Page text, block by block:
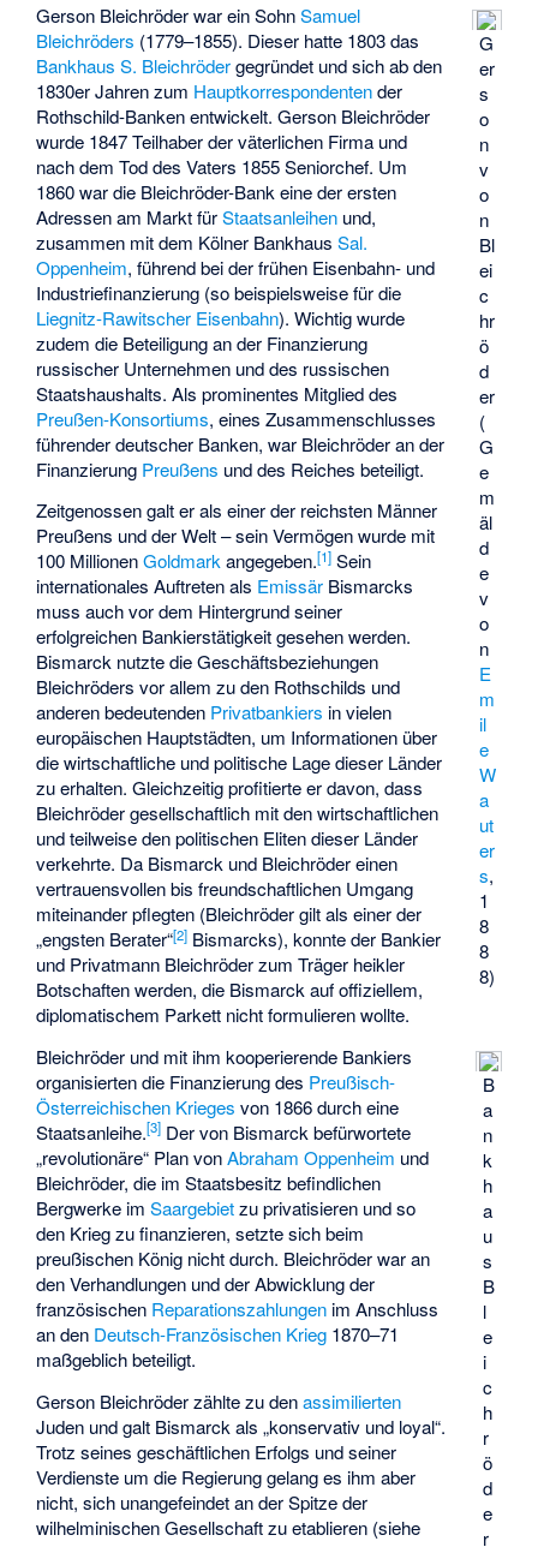
G
er
s
o
n
v
o
n
Bl
ei
c
hr
ö
d
er
(
G
e
m
äl
d
e
v
o
n
E
m
il
e
W
a
ut
er
s,
1
8
8
8)
Gerson Bleichröder war ein SohnSamuel
Bleichröders (1779–1855). Dieser hatte 1803 das
Bankhaus S. Bleichrödergegründet und sich ab den
1830er Jahren zum Hauptkorrespondentender
Rothschild-Banken entwickelt. Gerson Bleichröder
wurde 1847 Teilhaber der väterlichen Firma und
nach dem Tod des Vaters 1855 Seniorchef. Um
1860 war die Bleichröder-Bank eine der ersten
Adressen am Markt fürStaatsanleihen und,
zusammen mit dem Kölner BankhausSal.
Oppenheim, führend bei der frühen Eisenbahn- und
Industriefinanzierung (so beispielsweise für die
Liegnitz-Rawitscher Eisenbahn). Wichtig wurde
zudem die Beteiligung an der Finanzierung
russischer Unternehmen und des russischen
Staatshaushalts. Als prominentes Mitglied des
Preußen-Konsortiums, eines Zusammenschlusses
führender deutscher Banken, war Bleichröder an der
Finanzierung Preußens und des Reiches beteiligt.
Zeitgenossen galt er als einer der reichsten Männer
Preußens und der Welt – sein Vermögen wurde mit
100 MillionenGoldmarkangegeben.[1] Sein
internationales Auftreten als Emissär Bismarcks
muss auch vor dem Hintergrund seiner
erfolgreichen Bankierstätigkeit gesehen werden.
Bismarck nutzte die Geschäftsbeziehungen
Bleichröders vor allem zu den Rothschilds und
anderen bedeutenden Privatbankiers in vielen
europäischen Hauptstädten, um Informationen über
die wirtschaftliche und politische Lage dieser Länder
zu erhalten. Gleichzeitig profitierte er davon, dass
Bleichröder gesellschaftlich mit den wirtschaftlichen
und teilweise den politischen Eliten dieser Länder
verkehrte. Da Bismarck und Bleichröder einen
vertrauensvollen bis freundschaftlichen Umgang
miteinander pflegten (Bleichröder gilt als einer der
„engsten Berater“[2] Bismarcks), konnte der Bankier
und Privatmann Bleichröder zum Träger heikler
Botschaften werden, die Bismarck auf offiziellem,
diplomatischem Parkett nicht formulieren wollte.
B
a
n
k
h
a
u
s
B
l
e
i
c
h
r
ö
d
e
r
Bleichröder und mit ihm kooperierende Bankiers
organisierten die Finanzierung des Preußisch-
Österreichischen Krieges von 1866 durch eine
Staatsanleihe.[3] Der von Bismarck befürwortete
„revolutionäre“ Plan vonAbraham Oppenheim und
Bleichröder, die im Staatsbesitz befindlichen
Bergwerke imSaargebietzu privatisieren und so
den Krieg zu finanzieren, setzte sich beim
preußischen König nicht durch. Bleichröder war an
den Verhandlungen und der Abwicklung der
französischen Reparationszahlungen im Anschluss
an den Deutsch-Französischen Krieg 1870–71
maßgeblich beteiligt.
Gerson Bleichröder zählte zu denassimilierten
Juden und galt Bismarck als „konservativ und loyal“.
Trotz seines geschäftlichen Erfolgs und seiner
Verdienste um die Regierung gelang es ihm aber
nicht, sich unangefeindet an der Spitze der
wilhelminischen Gesellschaft zu etablieren (siehe